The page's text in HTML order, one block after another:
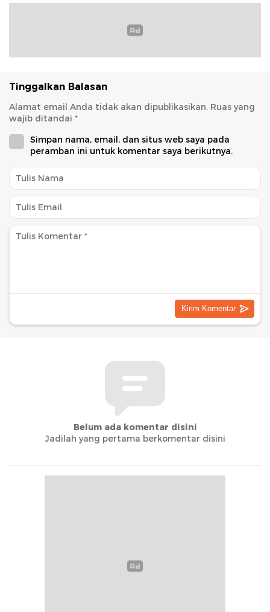
Tinggalkan Balasan
Alamat email Anda tidak akan dipublikasikan. Ruas yang
wajib ditandai *
Simpan nama, email, dan situs web saya pada
peramban ini untuk komentar saya berikutnya.
Belum ada komentar disini
Jadilah yang pertama berkomentar disini